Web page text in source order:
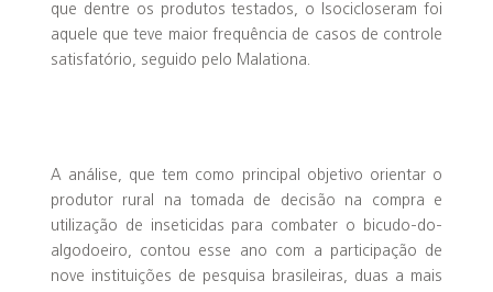
que dentre os produtos testados, o Isocicloseram foi
aquele que teve maior frequência de casos de controle
satisfatório, seguido pelo Malationa.
A análise, que tem como principal objetivo orientar o
produtor rural na tomada de decisão na compra e
utilização de inseticidas para combater o bicudo-do-
algodoeiro, contou esse ano com a participação de
nove instituições de pesquisa brasileiras, duas a mais